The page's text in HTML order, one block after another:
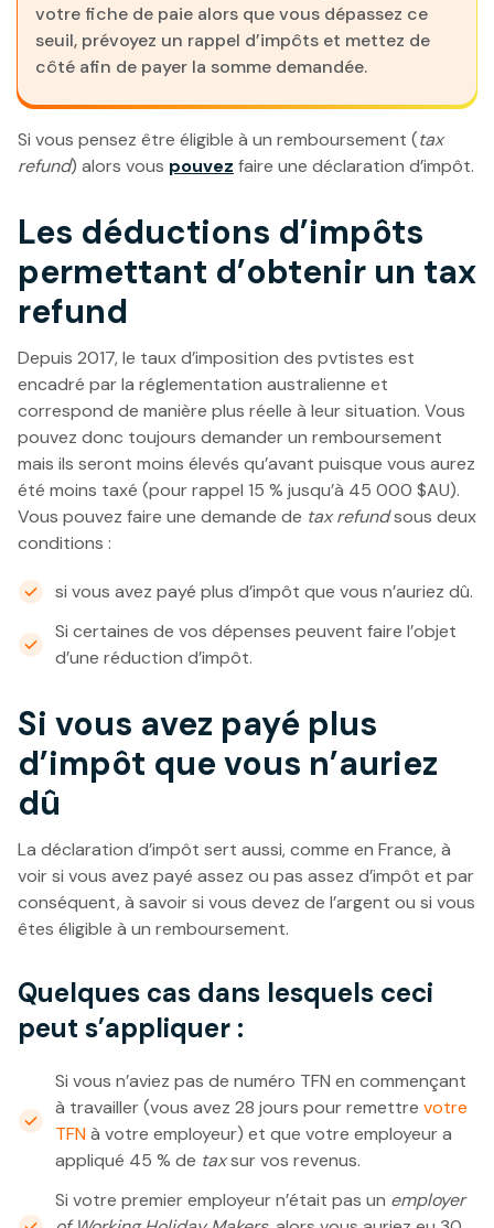
votre fiche de paie alors que vous dépassez ce
seuil, prévoyez un rappel d’impôts et mettez de
côté afin de payer la somme demandée.
Si vous pensez être éligible à un remboursement (tax
refund) alors vous pouvez faire une déclaration d’impôt.
Les déductions d’impôts
permettant d’obtenir un tax
refund
Depuis 2017, le taux d’imposition des pvtistes est
encadré par la réglementation australienne et
correspond de manière plus réelle à leur situation. Vous
pouvez donc toujours demander un remboursement
mais ils seront moins élevés qu’avant puisque vous aurez
été moins taxé (pour rappel 15 % jusqu’à 45 000 $AU).
Vous pouvez faire une demande de tax refundsous deux
conditions :
si vous avez payé plus d’impôt que vous n’auriez dû.
Si certaines de vos dépenses peuvent faire l’objet
d’une réduction d’impôt.
Si vous avez payé plus
d’impôt que vous n’auriez
dû
La déclaration d’impôt sert aussi, comme en France, à
voir si vous avez payé assez ou pas assez d’impôt et par
conséquent, à savoir si vous devez de l’argent ou si vous
êtes éligible à un remboursement.
Quelques cas dans lesquels ceci
peut s’appliquer :
Si vous n’aviez pas de numéro TFN en commençant
à travailler (vous avez 28 jours pour remettre votre
TFNà votre employeur) et que votre employeur a
appliqué 45 % de taxsur vos revenus.
Si votre premier employeur n’était pas un employer